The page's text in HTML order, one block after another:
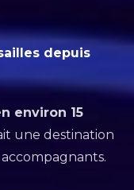
depuis
environ 15
une destination